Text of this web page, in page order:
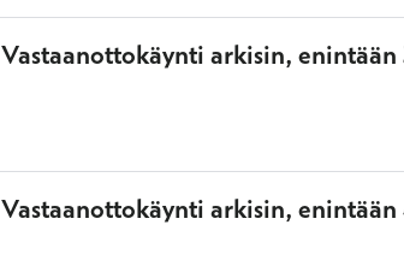
Vastaanottokäynti arkisin, enintään
Vastaanottokäynti arkisin, enintään